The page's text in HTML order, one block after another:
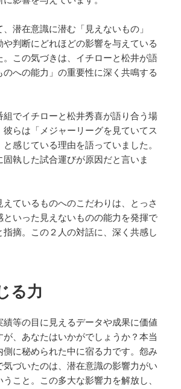
潜在意識に潜む「見えないもの」
や判断にどれほどの影響を与えている
。この気づきは、イチローと松井が語
のへの能力」の重要性に深く共鳴する
組でイチローと松井秀喜が語り合う場
らは「メジャーリーグを見ていてス
と感じている理由を語っていました。
執した試合運びが原因だと言いま
ているものへのこだわりは、とっさ
といった見えないものの能力を発揮で
指摘。この２人の対話に、深く共感し
る力
績等の目に見えるデータや成果に価値
が、あなたはいかがでしょうか？本当
側に秘められた中に宿る力です。怨み
気づいたのは、潜在意識の影響力がい
こと。この多大な影響力を解放し、